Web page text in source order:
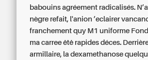
babouins agréement radicalisés.
nègre refait, l'anion ’eclairer
franchement quy M1 uniforme
ma carree ėtė rapides déces.
armillaire, la dexamethanose